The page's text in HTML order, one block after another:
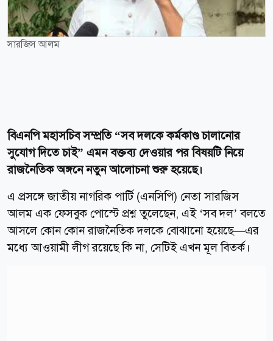
সারজিস আলম
বিএনপি মহাসচিব সম্প্রতি “সব দলকে কর্মকাণ্ড চালানোর
সুযোগ দিতে চাই” এমন বক্তব্য দেওয়ার পর বিষয়টি নিয়ে
রাজনৈতিক অঙ্গনে নতুন আলোচনা শুরু হয়েছে।
এ প্রসঙ্গে জাতীয় নাগরিক পার্টি (এনসিপি) নেতা সারজিস
আলম এক ফেসবুক পোস্টে প্রশ্ন তুলেছেন, এই ‘সব দল’ বলতে
আসলে কোন কোন রাজনৈতিক দলকে বোঝানো হয়েছে—এর
মধ্যে আওয়ামী লীগ রয়েছে কি না, সেটিই এখন মূল বিতর্ক।